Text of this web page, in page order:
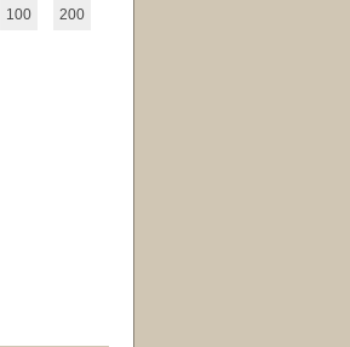
100 200